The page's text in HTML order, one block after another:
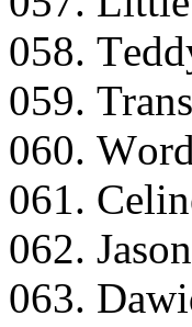
058.
059.
060.
061.
062.
063.